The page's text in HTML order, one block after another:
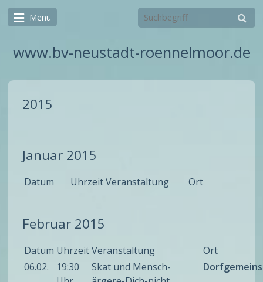
Menü
www.bv-neustadt-roennelmoor.de
2015
Januar 2015
Datum Uhrzeit Veranstaltung Ort
Februar 2015
Datum Uhrzeit Veranstaltung
Ort
06.02.
19:30
Skat und Mensch-